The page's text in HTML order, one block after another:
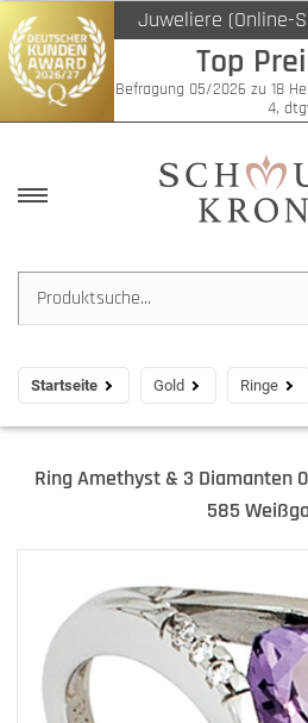
Juweliere (Online-
Top
Befragung 05/2026 zu 18
4,
Startseite Gold Ringe
Ring Amethyst & 3 Diamanten
585